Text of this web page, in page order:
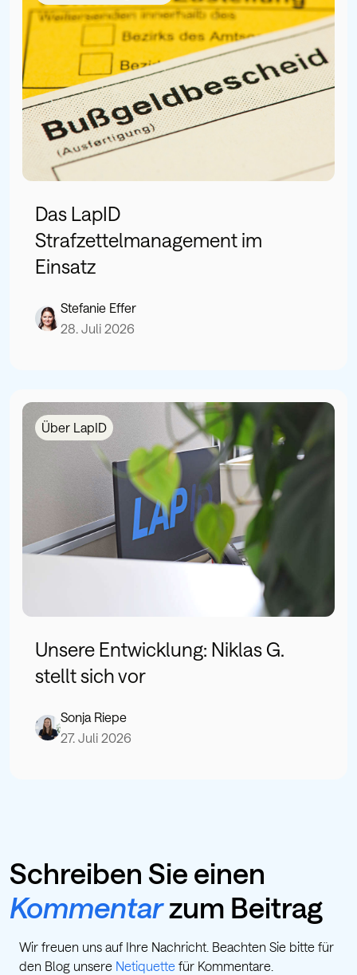
Das LapID
Strafzettelmanagement im
Einsatz
Stefanie Effer
28. Juli 2026
Über LapID
Unsere Entwicklung: Niklas G.
stellt sich vor
Sonja Riepe
27. Juli 2026
Schreiben Sie einen
Kommentarzum Beitrag
Wir freuen uns auf Ihre Nachricht. Beachten Sie bitte für
den Blog unsere Netiquette für Kommentare.